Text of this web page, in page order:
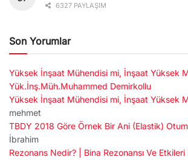
6327 PAYLAŞIM
Son Yorumlar
Yüksek İnşaat Mühendisi mi, İnşaat Yüksek
Yük.İnş.Müh.Muhammed Demirkollu
Yüksek İnşaat Mühendisi mi, İnşaat Yüksek
mehmet
TBDY 2018 Göre Örnek Bir Ani (Elastik)
İbrahim
Rezonans Nedir? | Bina Rezonansı Ve Etkileri